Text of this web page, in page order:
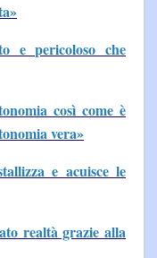
e pericoloso che
così come è
vera»
e acuisce le
realtà grazie alla